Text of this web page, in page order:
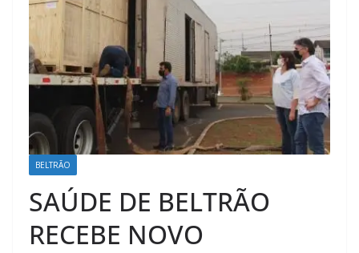
BELTRÃO
SAÚDE DE BELTRÃO
RECEBE NOVO